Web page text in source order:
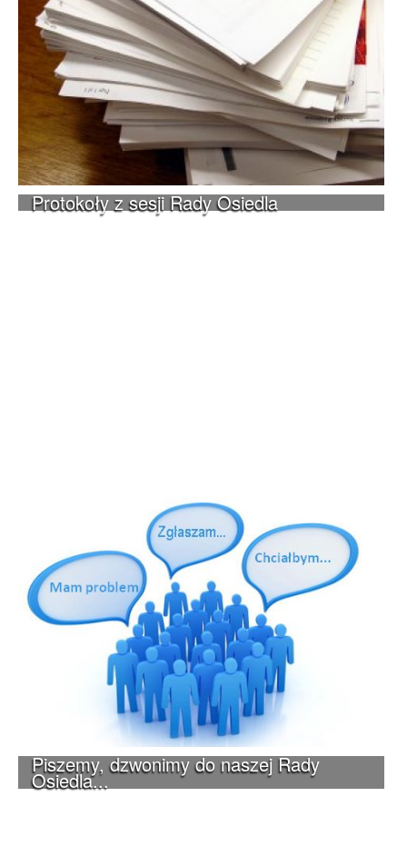
Protokoły z sesji Rady Osiedla
Piszemy, dzwonimy do naszej Rady
Osiedla...